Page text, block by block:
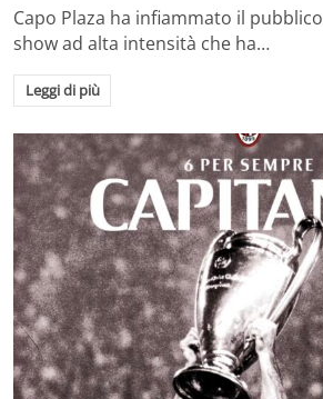
Capo Plaza ha infiammato il
show ad alta intensità che ha…
Leggi di più